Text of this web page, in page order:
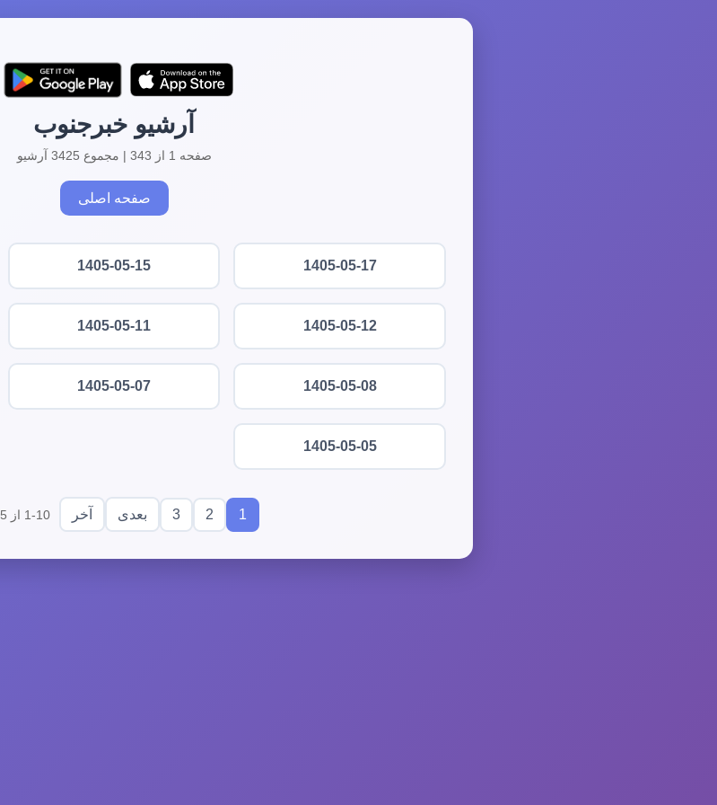
آرشیو خبرجنوب
صفحه 1 از 343 | مجموع 3425 آرشیو
صفحه اصلی
1405-05-17
1405-05-15
1405-05-12
1405-05-11
1405-05-08
1405-05-07
1405-05-05
1
2
3 بعدی آخر 1-10 از 3425